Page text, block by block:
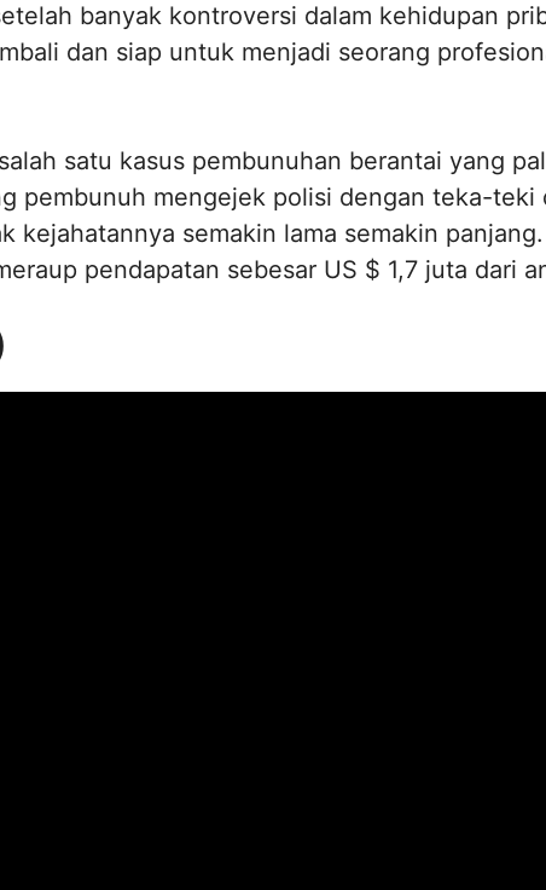
banyak kontroversi dalam kehidupan
dan siap untuk menjadi seorang
satu kasus pembunuhan berantai yang
pembunuh mengejek polisi dengan teka-
kejahatannya semakin lama semakin
pendapatan sebesar US $ 1,7 juta dari